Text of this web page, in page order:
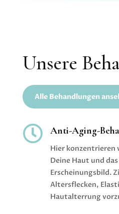
Unsere
Alle Behandlungen
 Anti-Aging-
Hier konzentrieren
Deine Haut und
Erscheinungsbild.
Altersflecken,
Hautalterrung